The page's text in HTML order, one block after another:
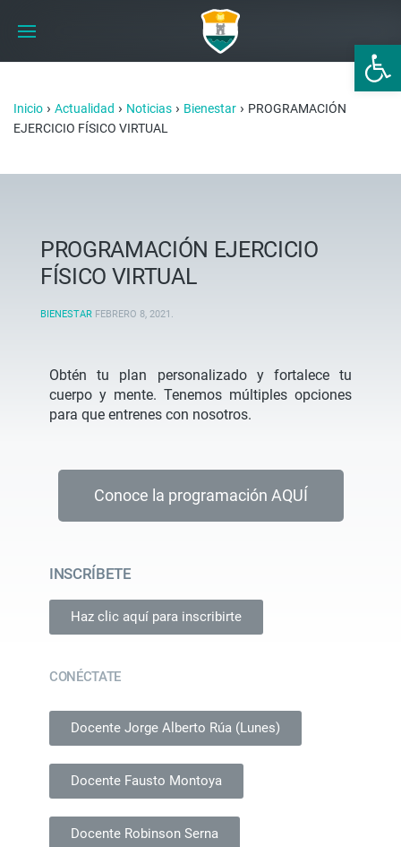
Abrir
Inicio › Actualidad › Noticias › Bienestar › PROGRAMACIÓN
EJERCICIO FÍSICO VIRTUAL
PROGRAMACIÓN EJERCICIO
FÍSICO VIRTUAL
BIENESTAR FEBRERO 8, 2021 .
Obtén tu plan personalizado y fortalece tu
cuerpo y mente. Tenemos múltiples opciones
para que entrenes con nosotros.
Conoce la programación AQUÍ
INSCRÍBETE
Haz clic aquí para inscribirte
CONÉCTATE
Docente Jorge Alberto Rúa (Lunes)
Docente Fausto Montoya
Docente Robinson Serna